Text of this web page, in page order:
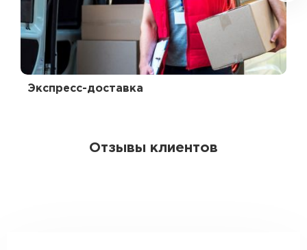
Экспресс-доставка
Отзывы клиентов